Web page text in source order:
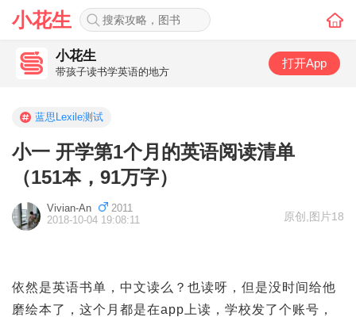
小花生
小花生
带孩子读书学英语的地方
打开App
蓝思Lexile测试
小一 开学第1个月的英语阅读清单
（151本，91万字）
Vivian-An
2011
2018-10-04 19:08:11
原创 图片18
依然是英语书单，中文读么？也读呀，但是没时间给他
磨绘本了，这个月都是在app上读，学校发了个账号，